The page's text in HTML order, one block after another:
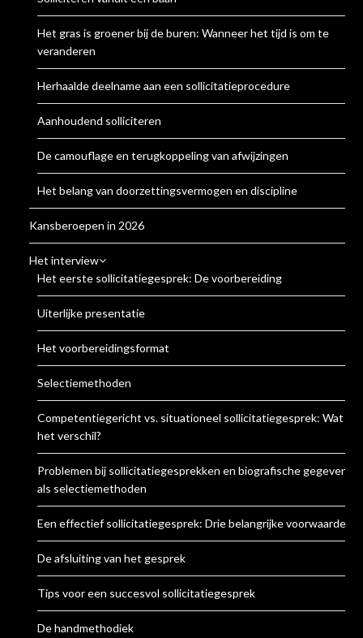
Het gras is groener bij de buren: Wanneer het tijd is om te
veranderen
Herhaalde deelname aan een sollicitatieprocedure
Aanhoudend solliciteren
De camouflage en terugkoppeling van afwijzingen
Het belang van doorzettingsvermogen en discipline
Kansberoepen in 2026
Het interview
Het eerste sollicitatiegesprek: De voorbereiding
Uiterlijke presentatie
Het voorbereidingsformat
Selectiemethoden
Competentiegericht vs. situationeel sollicitatiegesprek: Wat is
het verschil?
Problemen bij sollicitatiegesprekken en biografische gegevens
als selectiemethoden
Een effectief sollicitatiegesprek: Drie belangrijke voorwaarden
De afsluiting van het gesprek
Tips voor een succesvol sollicitatiegesprek
De handmethodiek